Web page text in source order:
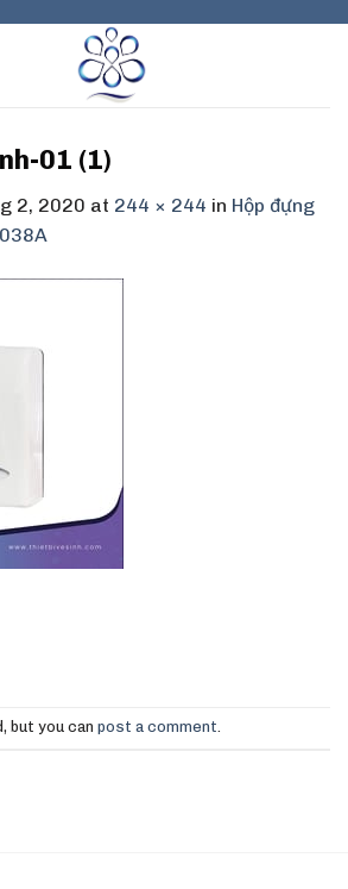
01 (1)
2, 2020 at 244 × 244 in Hộp đựng
but you can post a comment.